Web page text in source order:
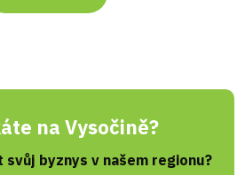
na Vysočině?
byznys v našem regionu?